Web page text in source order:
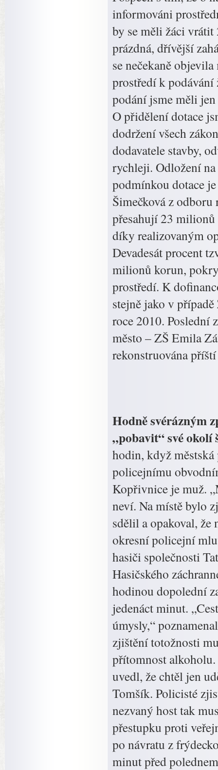
informováni
by se měli žáci
prázdná, dřívější
se nečekaně
prostředí k podávání
podání jsme měli
O přidělení dotace
dodržení všech
dodavatele stavby,
rychleji. Odložení
podmínkou dotace
Šimečková z
přesahují 23 milionů
díky realizovaným
Devadesát procent
milionů korun,
prostředí. K
stejně jako v
roce 2010. Poslední
město – ZŠ Emila
rekonstruována
Hodně svérázným
„pobavit“ své
hodin, když
policejnímu
Kopřivnice je muž.
neví. Na místě bylo
sdělil a opakoval,
okresní policejní
hasiči společnosti
Hasičského
hodinou dopolední
jedenáct minut.
úmysly,“
zjištění totožnosti
přítomnost
uvedl, že chtěl jen
Tomšík. Policisté
nezvaný host tak
přestupku proti
po návratu z
minut před